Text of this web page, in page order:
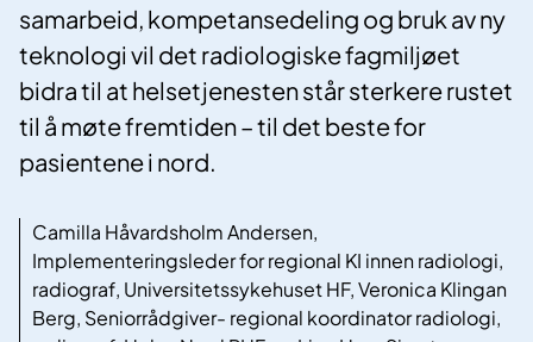
samarbeid, kompetansedeling og bruk av ny
teknologi vil det radiologiske fagmiljøet
bidra til at helsetjenesten står sterkere rustet
til å møte fremtiden – til det beste for
pasientene i nord.
Camilla Håvardsholm Andersen,
Implementeringsleder for regional KI innen radiologi,
radiograf, Universitetssykehuset HF, Veronica Klingan
Berg, Seniorrådgiver- regional koordinator radiologi,